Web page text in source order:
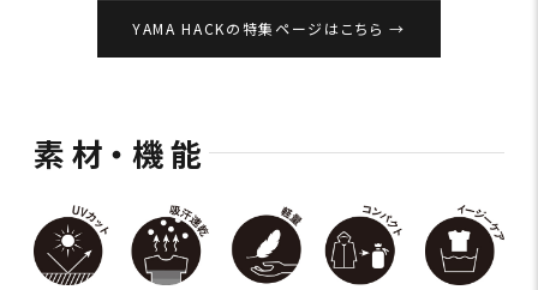
YAMA HACKの特集ページはこちら
素材・機能